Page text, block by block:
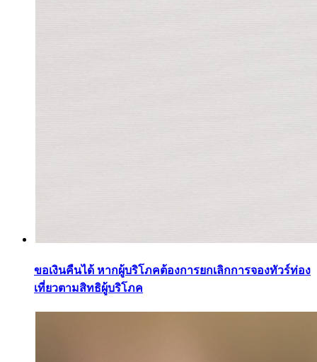
ขอเงินคืนได้ หากผู้บริโภคต้องการยกเลิกการจองทัวร์ท่อง
เที่ยวตามสิทธิผู้บริโภค